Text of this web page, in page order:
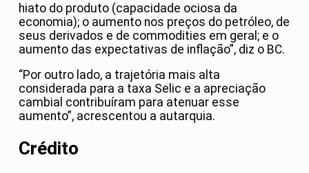
hiato do produto (capacidade ociosa da
economia); o aumento nos preços do petróleo, de
seus derivados e de commodities em geral; e o
aumento das expectativas de inflação”, diz o BC.
“Por outro lado, a trajetória mais alta
considerada para a taxa Selic e a apreciação
cambial contribuíram para atenuar esse
aumento”, acrescentou a autarquia.
Crédito